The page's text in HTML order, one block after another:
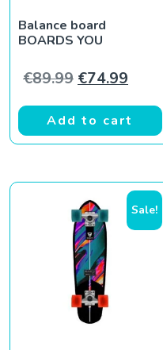
Balance board
BOARDS YOU
€89.99 Original
€74.99
Add to cart
Sale!